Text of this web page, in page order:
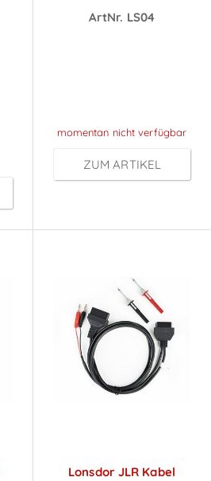
ArtNr. LS04
momentan nicht verfügbar
ZUM ARTIKEL
Lonsdor JLR Kabel